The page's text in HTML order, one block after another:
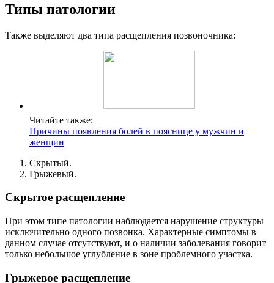
Типы патологии
Также выделяют два типа расщепления позвоночника:
Читайте также:
Причины появления болей в пояснице у мужчин и
женщин
Скрытый.
Грыжевый.
Скрытое расщепление
При этом типе патологии наблюдается нарушение структуры
исключительно одного позвонка. Характерные симптомы в
данном случае отсутствуют, и о наличии заболевания говорит
только небольшое углубление в зоне проблемного участка.
Грыжевое расщепление